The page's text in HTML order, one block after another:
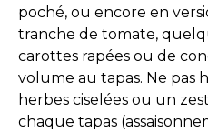
poché, ou encore en
tranche de tomate,
carottes rapées ou de
volume au tapas. Ne pas
herbes ciselées ou un
chaque tapas